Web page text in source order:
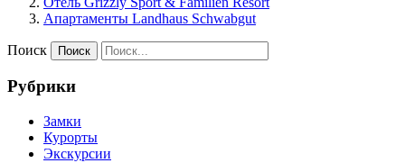
Апартаменты Landhaus Schwabgut
Поиск
Рубрики
Замки
Курорты
Экскурсии